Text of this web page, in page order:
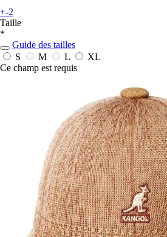
+-2
Taille
*
Guide des tailles
S
M L
XL
Ce champ est requis